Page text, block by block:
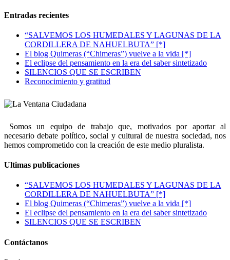
Entradas recientes
“SALVEMOS LOS HUMEDALES Y LAGUNAS DE LA
CORDILLERA DE NAHUELBUTA” [*]
El blog Quimeras (“Chimeras”) vuelve a la vida [*]
El eclipse del pensamiento en la era del saber sintetizado
SILENCIOS QUE SE ESCRIBEN
Reconocimiento y gratitud
Somos un equipo de trabajo que, motivados por aportar al
necesario debate político, social y cultural de nuestra sociedad, nos
hemos comprometido con la creación de este medio pluralista.
Ultimas publicaciones
“SALVEMOS LOS HUMEDALES Y LAGUNAS DE LA
CORDILLERA DE NAHUELBUTA” [*]
El blog Quimeras (“Chimeras”) vuelve a la vida [*]
El eclipse del pensamiento en la era del saber sintetizado
SILENCIOS QUE SE ESCRIBEN
Contáctanos